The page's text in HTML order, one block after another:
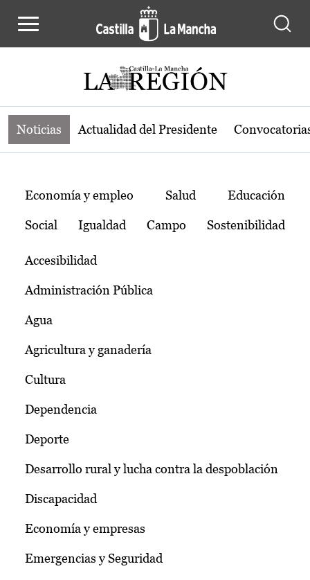
Noticias de la región de Castilla-La
Noticias Actualidad del Presidente
Temas
Economía y empleo Salud Educación
Social Igualdad Campo Sostenibilidad
Accesibilidad
Administración Pública
Agua
Agricultura y ganadería
Cultura
Dependencia
Deporte
Desarrollo rural y lucha contra la despoblación
Discapacidad
Economía y empresas
Emergencias y Seguridad